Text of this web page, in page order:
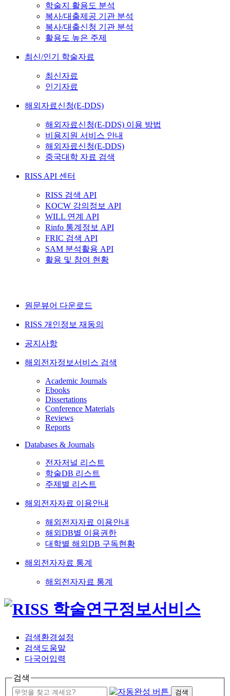
학술지 활용도 분석
복사/대출제공 기관 분석
복사/대출신청 기관 분석
활용도 높은 주제
최신/인기 학술자료
최신자료
인기자료
해외자료신청(E-DDS)
해외자료신청(E-DDS) 이용 방법
비용지원 서비스 안내
해외자료신청(E-DDS)
중국대학 자료 검색
RISS API 센터
RISS 검색 API
KOCW 강의정보 API
WILL 연계 API
Rinfo 통계정보 API
FRIC 검색 API
SAM 분석활용 API
활용 및 참여 현황
원문뷰어 다운로드
RISS 개인정보 재동의
공지사항
해외전자정보서비스 검색
Academic Journals
Ebooks
Dissertations
Conference Materials
Reviews
Reports
Databases & Journals
전자저널 리스트
학술DB 리스트
주제별 리스트
해외전자자료 이용안내
해외전자자료 이용안내
해외DB별 이용권한
대학별 해외DB 구독현황
해외전자자료 통계
해외전자자료 통계
검색환경설정
검색도움말
다국어입력
검색
검색